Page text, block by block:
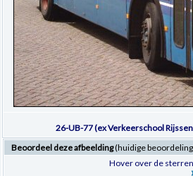
26-UB-77 (ex Verkeerschool
Beoordeel deze afbeelding(huidige
Hover over de